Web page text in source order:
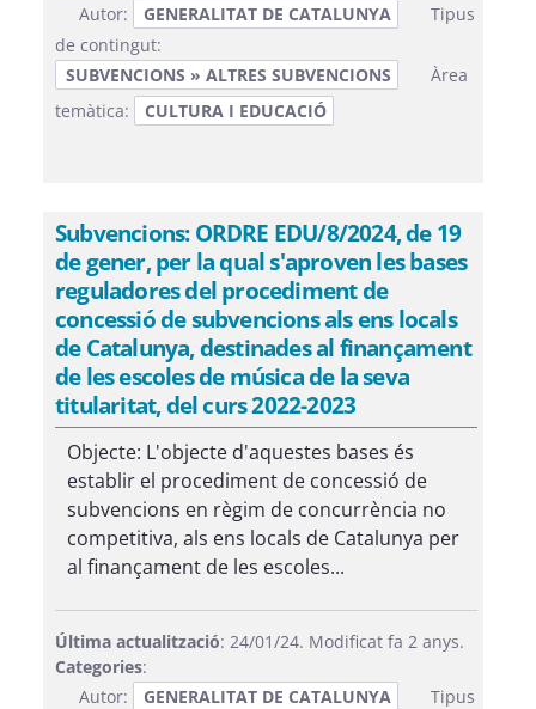
Autor:
GENERALITAT DE CATALUNYA
Tipus
de contingut:
SUBVENCIONS » ALTRES SUBVENCIONS
Àrea
temàtica:
CULTURA I EDUCACIÓ
Subvencions: ORDRE EDU/8/2024, de 19
de gener, per la qual s'aproven les bases
reguladores del procediment de
concessió de subvencions als ens locals
de Catalunya, destinades al finançament
de les escoles de música de la seva
titularitat, del curs 2022-2023
Objecte: L'objecte d'aquestes bases és
establir el procediment de concessió de
subvencions en règim de concurrència no
competitiva, als ens locals de Catalunya per
al finançament de les escoles...
Última actualització: 24/01/24. Modificat fa 2 anys.
Categories:
Autor:
GENERALITAT DE CATALUNYA
Tipus